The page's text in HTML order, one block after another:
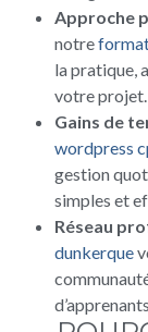
Approche
notre
la pratique,
votre projet.
Gains de
wordpress
gestion
simples et
Réseau
dunkerque